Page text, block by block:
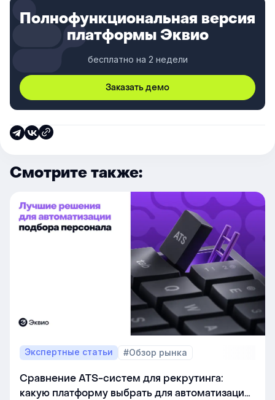
Полнофункциональная версия
платформы Эквио
бесплатно на 2 недели
Заказать демо
Смотрите также:
Экспертные статьи #Обзор рынка
Сравнение ATS-систем для рекрутинга:
какую платформу выбрать для автоматизации